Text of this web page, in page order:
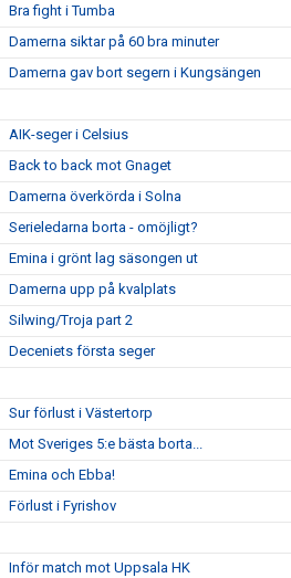
Bra fight i Tumba
Damerna siktar på 60 bra minuter
Damerna gav bort segern i Kungsängen
AIK-seger i Celsius
Back to back mot Gnaget
Damerna överkörda i Solna
Serieledarna borta - omöjligt?
Emina i grönt lag säsongen ut
Damerna upp på kvalplats
Silwing/Troja part 2
Deceniets första seger
Sur förlust i Västertorp
Mot Sveriges 5:e bästa borta...
Emina och Ebba!
Förlust i Fyrishov
Inför match mot Uppsala HK